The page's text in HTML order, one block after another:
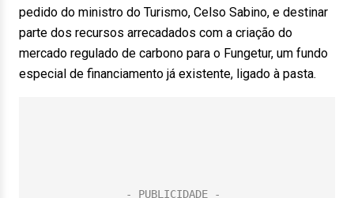
pedido do ministro do Turismo, Celso Sabino, e destinar
parte dos recursos arrecadados com a criação do
mercado regulado de carbono para o Fungetur, um fundo
especial de financiamento já existente, ligado à pasta.